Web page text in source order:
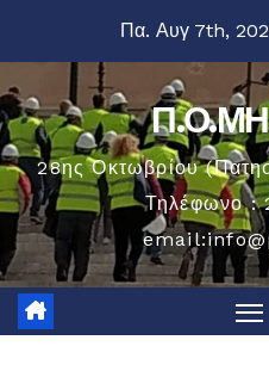
περιεχόμενο
Πα. Αυγ 7th,
28ης Οκτωβρίου
Τηλέφωνο :